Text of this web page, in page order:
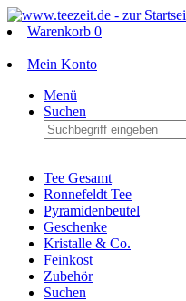
Warenkorb 0
Mein Konto
Menü
Suchen
Tee Gesamt
Ronnefeldt Tee
Pyramidenbeutel
Geschenke
Kristalle & Co.
Feinkost
Zubehör
Suchen